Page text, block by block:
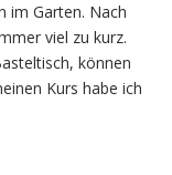
im Garten. Nach
viel zu kurz.
können
Kurs habe ich